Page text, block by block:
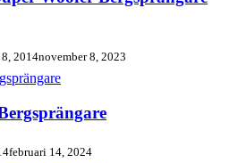
8, 2014november 8, 2023
februari 14, 2024